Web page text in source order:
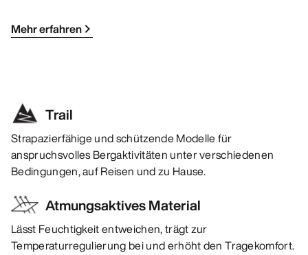
Mehr erfahren
Trail
Strapazierfähige und schützende Modelle für
anspruchsvolles Bergaktivitäten unter verschiedenen
Bedingungen, auf Reisen und zu Hause.
Atmungsaktives Material
Lässt Feuchtigkeit entweichen, trägt zur
Temperaturregulierung bei und erhöht den Tragekomfort.